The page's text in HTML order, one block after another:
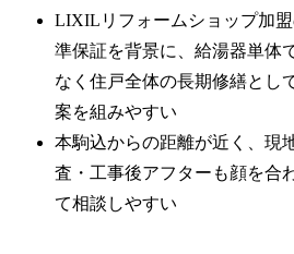
LIXILリフォームショップ加
準保証を背景に、給湯器単体
なく住戸全体の長期修繕とし
案を組みやすい
本駒込からの距離が近く、現
査・工事後アフターも顔を合
て相談しやすい